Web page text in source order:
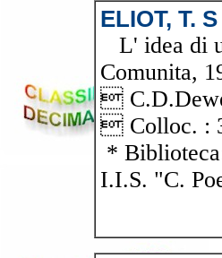
ELIOT, T. S
L' idea di
Comunita,

 Colloc. :
*
I.I.S. "C.